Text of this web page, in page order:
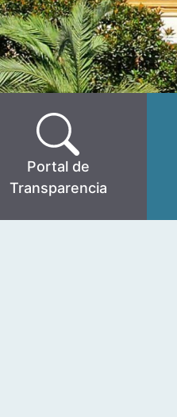
Portal de
Transparencia